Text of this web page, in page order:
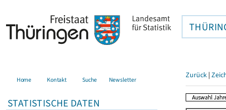
Home Kontakt Suche Newsletter
STATISTISCHE DATEN
Zurück |